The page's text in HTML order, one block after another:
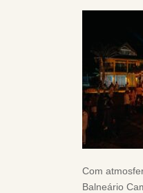
Com
Balneário